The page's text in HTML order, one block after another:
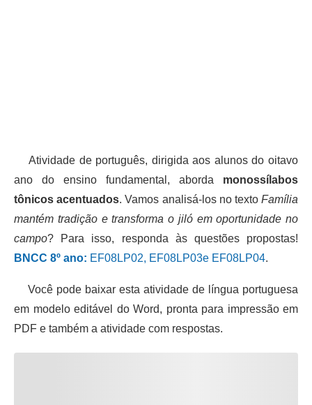
Atividade de português, dirigida aos alunos do oitavo
ano do ensino fundamental, aborda monossílabos
tônicos acentuados. Vamos analisá-los no textoFamília
mantém tradição e transforma o jiló em oportunidade no
campo? Para isso, responda às questões propostas!
BNCC 8º ano: EF08LP02, EF08LP03e EF08LP04.
Você pode baixar esta atividade de língua portuguesa
em modelo editável do Word, pronta para impressão em
PDF e também a atividade com respostas.